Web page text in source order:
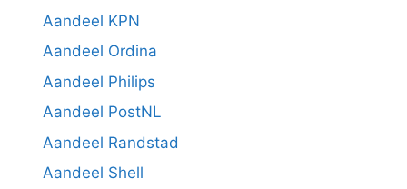
Aandeel KPN
Aandeel Ordina
Aandeel Philips
Aandeel PostNL
Aandeel Randstad
Aandeel Shell